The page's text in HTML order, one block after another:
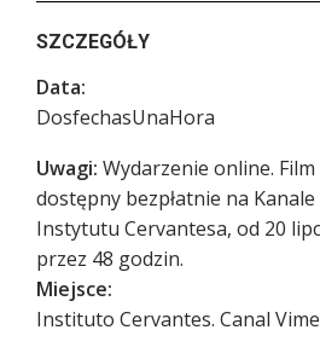
SZCZEGÓŁY
Data:
DosfechasUnaHora
Uwagi: Wydarzenie online. Film
dostępny bezpłatnie na Kanale
Instytutu Cervantesa, od 20
przez 48 godzin.
Miejsce:
Instituto Cervantes. Canal